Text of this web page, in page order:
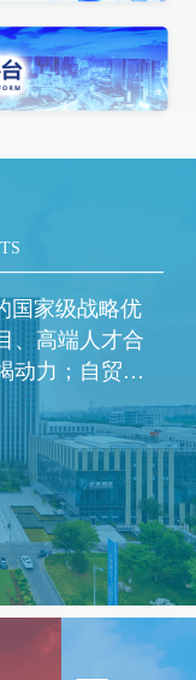
国家级战略优
、高端人才合
动力；自贸试
助力打造一流
开放创新的平
市遥遥领先；
套支持措施，
源；科创金融
技和金融的融